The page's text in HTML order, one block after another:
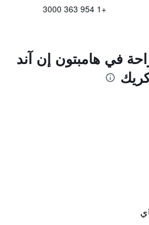
+1 954 363 3000
في هامبتون إن آند